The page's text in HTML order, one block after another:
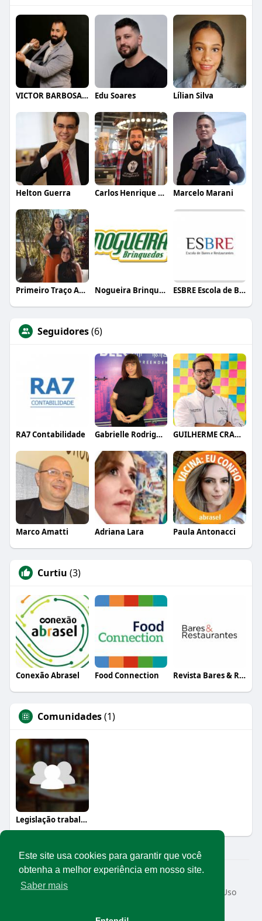
Este site usa cookies para garantir que você
obtenha a melhor experiência em nosso site.
Saber mais
VICTOR BARBOSA QUARANTA Edu Soares Lílian Silva
Helton Guerra Carlos Henrique de Faria Vasconcelos Marcelo Marani
Primeiro Traço Arquitetura Nogueira Brinquedos ESBRE Escola de Bares e Restaurantes
Seguidores(6)
RA7 Contabilidade Gabrielle Rodrigues GUILHERME CRAMER BALLE
Marco Amatti Adriana Lara Paula Antonacci
Curtiu (3)
Conexão Abrasel Food Connection Revista Bares & Restaurantes
Comunidades(1)
Legislação trabalhista
© 2026 Rede Abrasel
Início
Sobre
Termos de Uso